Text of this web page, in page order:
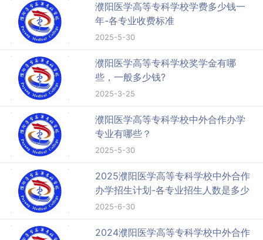
濮阳医学高等专科学校学费多少钱一
年-各专业收费标准
2025-5-30
濮阳医学高等专科学校奖学金有哪
些，一般多少钱?
2025-3-25
濮阳医学高等专科学校中外合作办学
专业有哪些？
2025-5-30
2025濮阳医学高等专科学校中外合作
办学招生计划-各专业招生人数是多少
2025-6-30
2024濮阳医学高等专科学校中外合作